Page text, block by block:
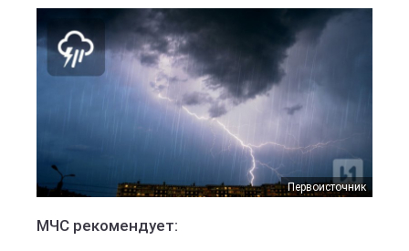
Первоисточник
МЧС рекомендует: